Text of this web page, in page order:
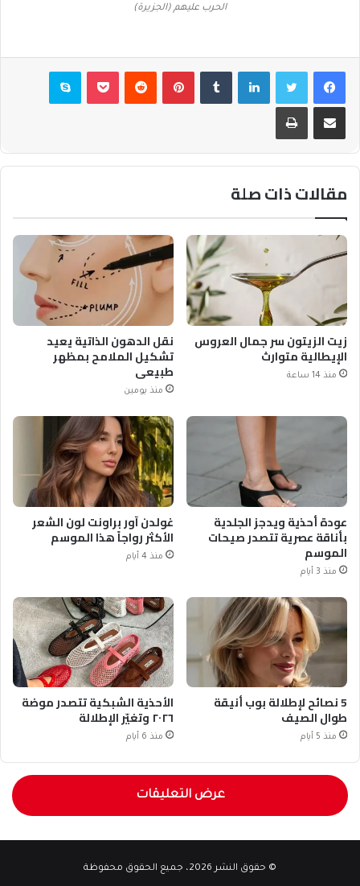
الحرب عليهم (الجزيرة)
فيسبوكتويتر لينكدإن بينتيريست بوكيت سكايب
مشاركة عبر البريد طباعة
مقالات ذات صلة
زيت الزيتون سر جمال العروس
الإيطالية متوارث
منذ 14 ساعة
نقل الدهون الذاتية يعيد
تشكيل الملامح بمظهر
طبيعي
منذ يومين
عودة أحذية ويدجز الجلدية
بأناقة عصرية تتصدر صيحات
الموسم
منذ 3 أيام
غولدن آور براونت لون الشعر
الأكثر رواجاً هذا الموسم
منذ 4 أيام
5 نصائح لإطلالة بوب أنيقة
طوال الصيف
منذ 5 أيام
الأحذية الشبكية تتصدر موضة
٢٠٢٦ وتغيّر الإطلالة
منذ 6 أيام
عرض التعليقات
© حقوق النشر 2026، جميع الحقوق محفوظة